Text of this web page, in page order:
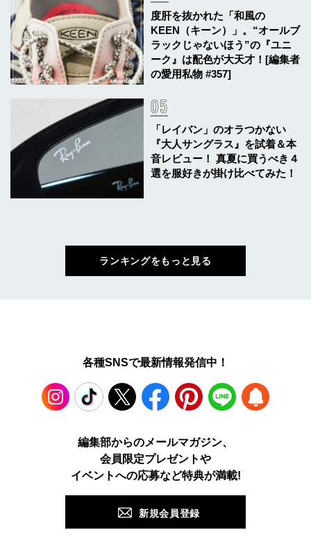
度肝を抜かれた「和風の
KEEN（キーン）」。“オールブ
ラックじゃないほう”の『ユニ
ーク』は配色が大天才！[編集者
の愛用私物 #357]
「レイバン」のオラつかない
『大人サングラス』を試着＆本
音レビュー！ 真夏に買うべき４
選を服好きが掛け比べてみた！
ランキングをもっと見る
各種SNSで最新情報発信中！
TikTok Facebook Pinterest LINE
編集部からのメールマガジン、
会員限定プレゼントや
イベントへの応募など特典が満載!
新規会員登録